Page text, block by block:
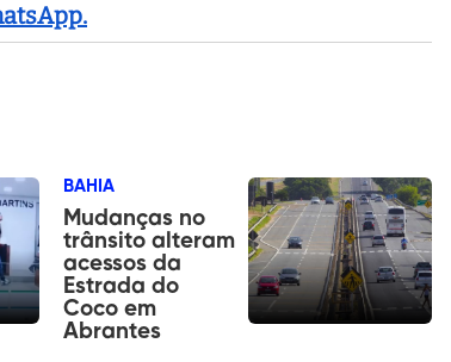
BAHIA
Mudanças no
trânsito alteram
acessos da
Estrada do
Coco em
Abrantes